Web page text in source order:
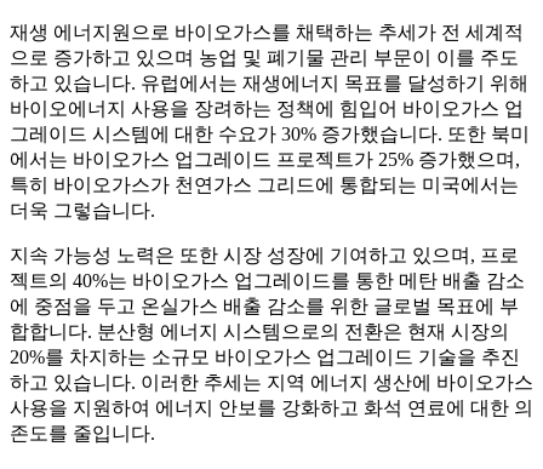
재생 에너지원으로 바이오가스를 채택하는 추세가 전 세계적
으로 증가하고 있으며 농업 및 폐기물 관리 부문이 이를 주도
하고 있습니다. 유럽에서는 재생에너지 목표를 달성하기 위해
바이오에너지 사용을 장려하는 정책에 힘입어 바이오가스 업
그레이드 시스템에 대한 수요가 30% 증가했습니다. 또한 북미
에서는 바이오가스 업그레이드 프로젝트가 25% 증가했으며,
특히 바이오가스가 천연가스 그리드에 통합되는 미국에서는
더욱 그렇습니다.
지속 가능성 노력은 또한 시장 성장에 기여하고 있으며, 프로
젝트의 40%는 바이오가스 업그레이드를 통한 메탄 배출 감소
에 중점을 두고 온실가스 배출 감소를 위한 글로벌 목표에 부
합합니다. 분산형 에너지 시스템으로의 전환은 현재 시장의
20%를 차지하는 소규모 바이오가스 업그레이드 기술을 추진
하고 있습니다. 이러한 추세는 지역 에너지 생산에 바이오가스
사용을 지원하여 에너지 안보를 강화하고 화석 연료에 대한 의
존도를 줄입니다.